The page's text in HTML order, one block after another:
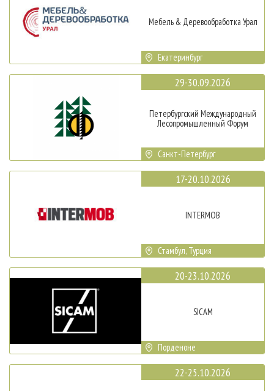
Мебель & Деревообработка Урал
Екатеринбург
29-30.09.2026
Петербургский Международный
Лесопромышленный Форум
Санкт-Петербург
17-20.10.2026
INTERMOB
Стамбул, Турция
20-23.10.2026
SICAM
Порденоне
22-25.10.2026